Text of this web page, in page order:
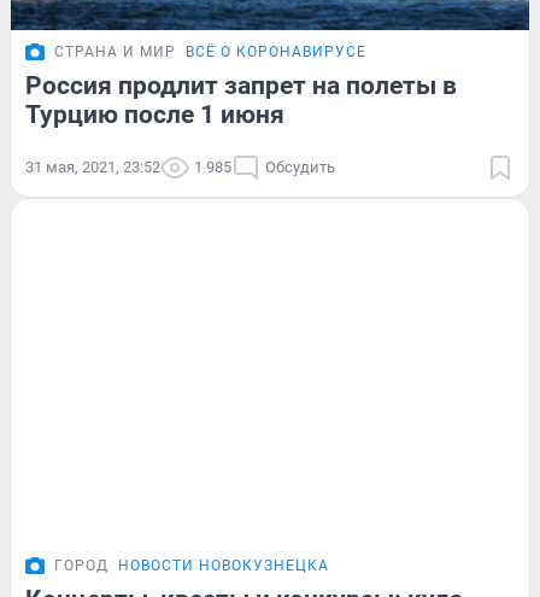
СТРАНА И МИР ВСЁ О КОРОНАВИРУСЕ
Россия продлит запрет на полеты в
Турцию после 1 июня
31 мая, 2021, 23:52 1 985 Обсудить
ГОРОД НОВОСТИ НОВОКУЗНЕЦКА